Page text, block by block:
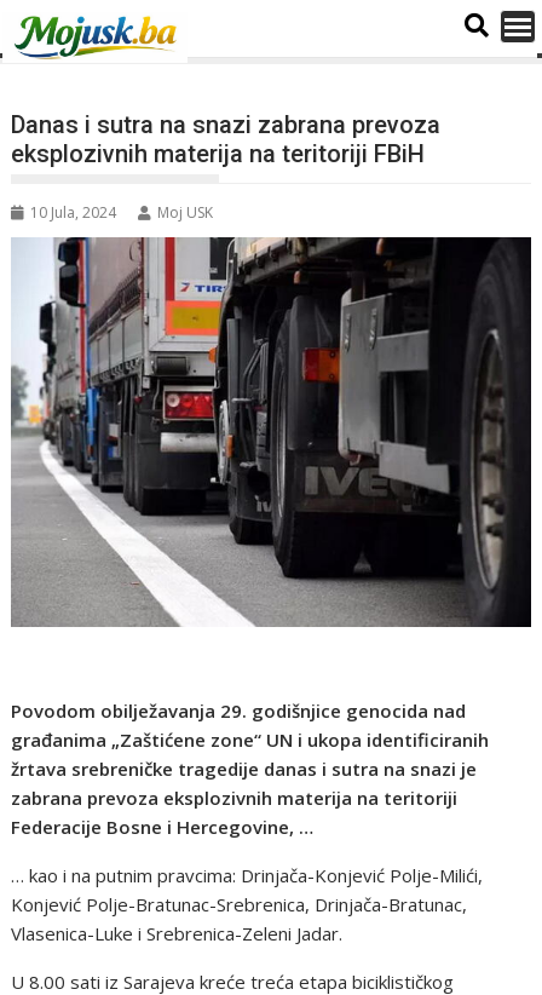
Danas i sutra na snazi zabrana prevoza
eksplozivnih materija na teritoriji FBiH
10 Jula, 2024 Moj USK
Povodom obilježavanja 29. godišnjice genocida nad
građanima „Zaštićene zone“ UN i ukopa identificiranih
žrtava srebreničke tragedije danas i sutra na snazi je
zabrana prevoza eksplozivnih materija na teritoriji
Federacije Bosne i Hercegovine, …
… kao i na putnim pravcima: Drinjača-Konjević Polje-Milići,
Konjević Polje-Bratunac-Srebrenica, Drinjača-Bratunac,
Vlasenica-Luke i Srebrenica-Zeleni Jadar.
U 8.00 sati iz Sarajeva kreće treća etapa biciklističkog